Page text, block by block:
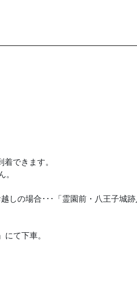
できます。
しの場合･･･「霊園前・八王子城
て下車。